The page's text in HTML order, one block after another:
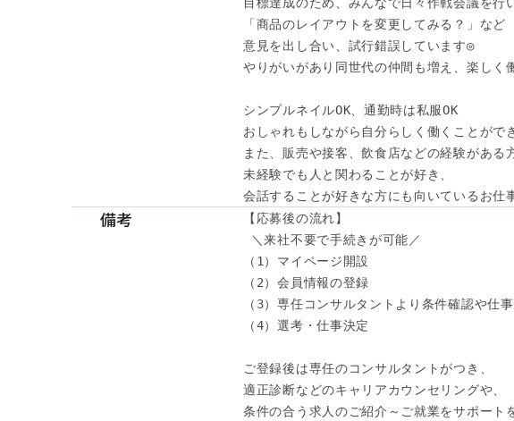
「商品のレイアウトを変更してみる？」など
意見を出し合い、試行錯誤しています◎
やりがいがあり同世代の仲間も増え、楽しく
シンプルネイルOK、通勤時は私服OK
おしゃれもしながら自分らしく働くことがで
また、販売や接客、飲食店などの経験がある
未経験でも人と関わることが好き、
会話することが好きな方にも向いているお仕
備考
【応募後の流れ】
＼来社不要で手続きが可能／
（1）マイページ開設
（2）会員情報の登録
（3）専任コンサルタントより条件確認や仕
（4）選考・仕事決定
ご登録後は専任のコンサルタントがつき、
適正診断などのキャリアカウンセリングや、
条件の合う求人のご紹介～ご就業をサポート